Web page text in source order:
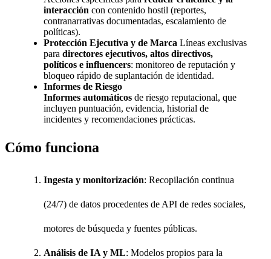
interacción con contenido hostil (reportes,
contranarrativas documentadas, escalamiento de
políticas).
Protección Ejecutiva y de Marca Líneas exclusivas
para directores ejecutivos, altos directivos,
políticos e influencers: monitoreo de reputación y
bloqueo rápido de suplantación de identidad.
Informes de Riesgo
Informes automáticos de riesgo reputacional, que
incluyen puntuación, evidencia, historial de
incidentes y recomendaciones prácticas.
Cómo funciona
Ingesta y monitorización: Recopilación continua
(24/7) de datos procedentes de API de redes sociales,
motores de búsqueda y fuentes públicas.
Análisis de IA y ML: Modelos propios para la